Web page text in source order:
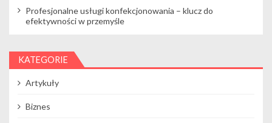
Profesjonalne usługi konfekcjonowania – klucz do
efektywności w przemyśle
KATEGORIE
Artykuły
Biznes